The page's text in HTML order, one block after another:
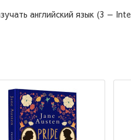
английский язык (3 —